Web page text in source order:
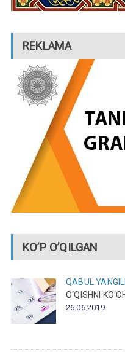
REKLAMA
KO’P O’QILGAN
QABUL
O‘QISHNI
26.06.2019